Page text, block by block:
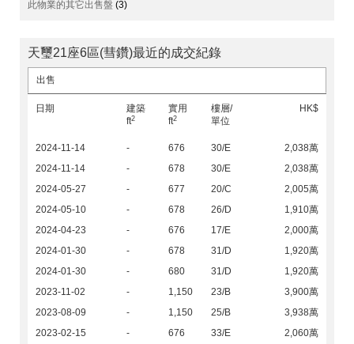
此物業的其它出售盤 (3)
天璽21座6區(彗鑽)最近的成交紀錄
出售
日期
建築
ft2
實用
ft2
樓層/
單位
HK$
2024-11-14 - 676 30/E
2,038萬
2024-11-14
- 678 30/E
2,038萬
2024-05-27
- 677 20/C
2,005萬
2024-05-10
- 678 26/D
1,910萬
2024-04-23
- 676 17/E
2,000萬
2024-01-30
- 678 31/D
1,920萬
2024-01-30
- 680 31/D
1,920萬
2023-11-02
- 1,150 23/B
3,900萬
2023-08-09
- 1,150 25/B
3,938萬
2023-02-15
- 676 33/E
2,060萬